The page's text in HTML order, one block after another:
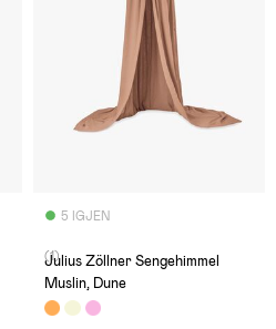
5 IGJEN
(1)
Julius Zöllner Sengehimmel
Muslin, Dune